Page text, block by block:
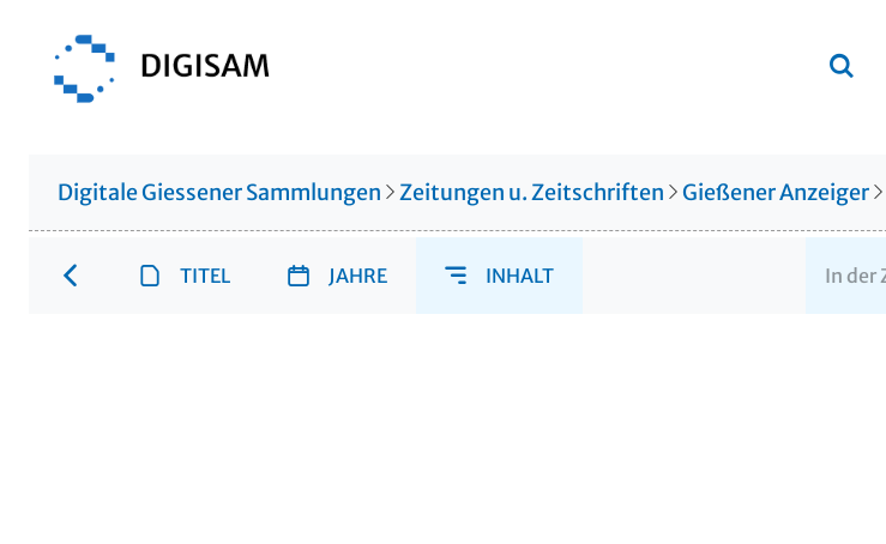
Digitale Giessener Sammlungen Zeitungen u. Zeitschriften Gießener Anzeiger
TITEL JAHRE INHALT